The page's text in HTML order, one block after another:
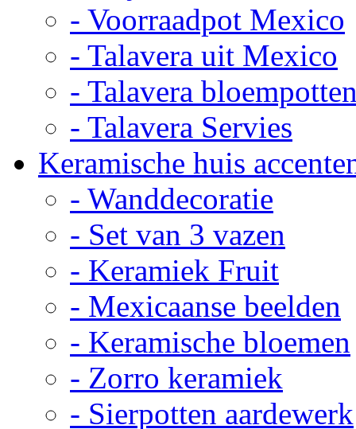
- Voorraadpot Mexico
- Talavera uit Mexico
- Talavera
- Talavera Servies
Keramische huis
- Wanddecoratie
- Set van 3 vazen
- Keramiek Fruit
- Mexicaanse beelden
- Keramische bloemen
- Zorro keramiek
- Sierpotten aardewerk